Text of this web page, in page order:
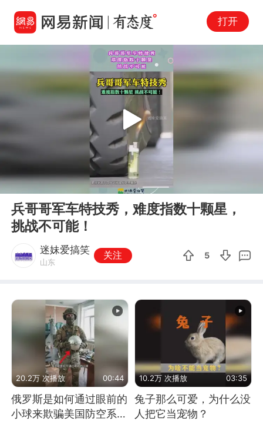
打开
00:00
Play
兵哥哥军车特技秀，难度指数十颗星，
挑战不可能！
迷妹爱搞笑
山东
关注 5
20.2万 次播放 00:44
俄罗斯是如何通过眼前的
小球来欺骗美国防空系统
10.2万 次播放 03:35
兔子那么可爱，为什么没
人把它当宠物？